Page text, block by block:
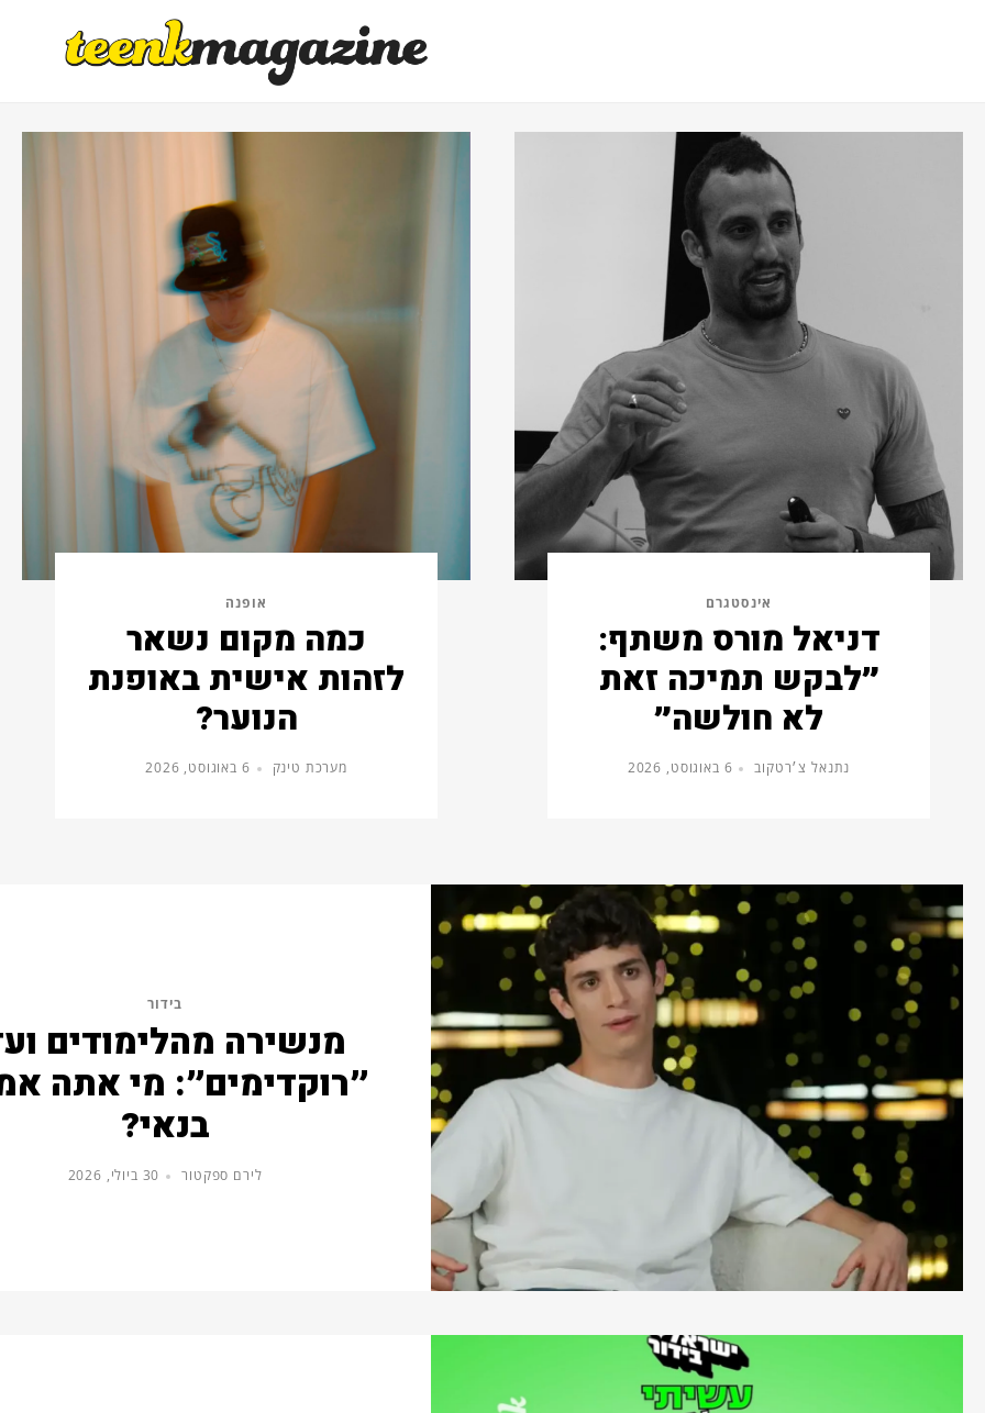
אינסטגרם
דניאל מורס משתף:
״לבקש תמיכה זאת
לא חולשה״
נתנאל צ׳רטקוב 6 באוגוסט, 2026
אופנה
כמה מקום נשאר
לזהות אישית באופנת
הנוער?
מערכת טינק 6 באוגוסט, 2026
בידור
מנשירה מהלימודים
״רוקדימים״: מי אתה
בנאי?
לירם ספקטור 30 ביולי, 2026